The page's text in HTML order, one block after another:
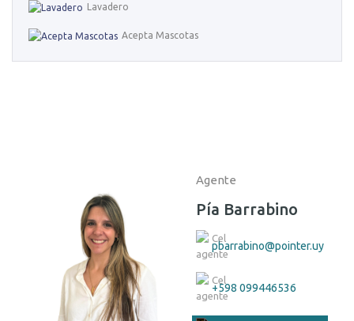
Lavadero
Acepta Mascotas
Agente
Pía Barrabino
pbarrabino@pointer.uy
+598 099446536